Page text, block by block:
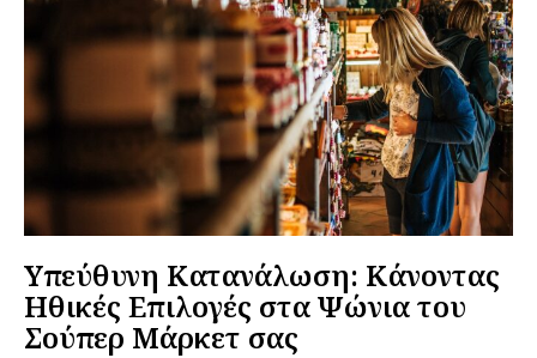
Υπεύθυνη Κατανάλωση: Κάνοντας
Ηθικές Επιλογές στα Ψώνια του
Σούπερ Μάρκετ σας